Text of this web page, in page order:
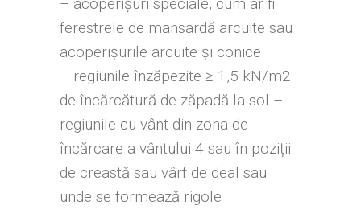
ferestrele de mansardă arcuite sau
acoperișurile arcuite și conice
– regiunile înzăpezite ≥ 1,5 kN/m2
de încărcătură de zăpadă la sol –
regiunile cu vânt din zona de
încărcare a vântului 4 sau în poziții
de creastă sau vârf de deal sau
unde se formează rigole